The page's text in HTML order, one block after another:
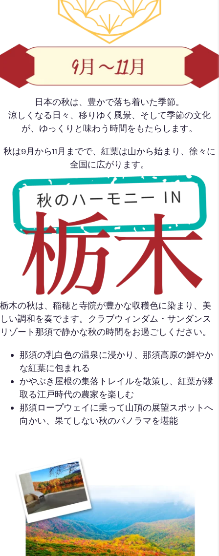
日本の秋は、豊かで落ち着いた季節。
涼しくなる日々、移りゆく風景、そして季節の文化
が、ゆっくりと味わう時間をもたらします。
秋は9月から11月までで、紅葉は山から始まり、徐々に
全国に広がります。
栃木の秋は、稲穂と寺院が豊かな収穫色に染まり、美
しい調和を奏でます。クラブウィンダム・サンダンス
リゾート那須で静かな秋の時間をお過ごしください。
那須の乳白色の温泉に浸かり、那須高原の鮮やか
な紅葉に包まれる
かやぶき屋根の集落トレイルを散策し、紅葉が縁
取る江戸時代の農家を楽しむ
那須ロープウェイに乗って山頂の展望スポットへ
向かい、果てしない秋のパノラマを堪能